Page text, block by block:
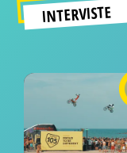
INTERVISTE